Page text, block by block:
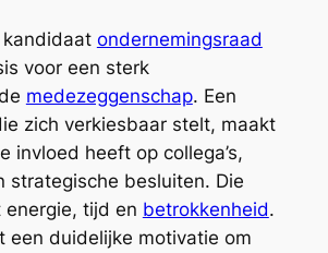
ondernemingsraad
voor een sterk
medezeggenschap. Een
zich verkiesbaar stelt, maakt
invloed heeft op collega’s,
strategische besluiten. Die
energie, tijd en betrokkenheid.
een duidelijke motivatie om